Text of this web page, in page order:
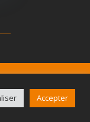
Accepter